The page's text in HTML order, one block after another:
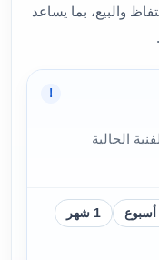
والبيع، بما يساعد
الحالية
!
1 شهر